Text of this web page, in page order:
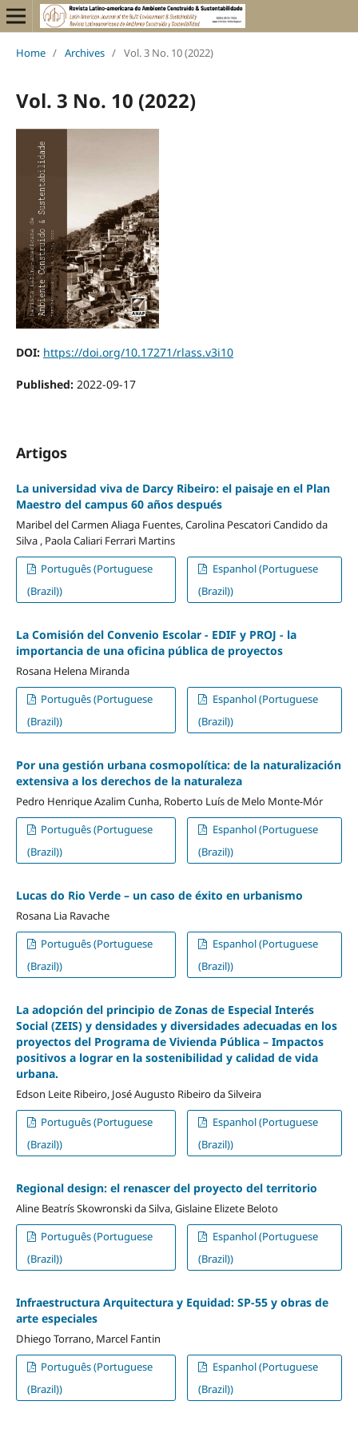
Home / Archives / Vol. 3 No. 10 (2022)
Vol. 3 No. 10 (2022)
DOI: https://doi.org/10.17271/rlass.v3i10
Published: 2022-09-17
Artigos
La universidad viva de Darcy Ribeiro: el paisaje en el Plan
Maestro del campus 60 años después
Maribel del Carmen Aliaga Fuentes, Carolina Pescatori Candido da
Silva , Paola Caliari Ferrari Martins
Português (Portuguese
(Brazil))
Espanhol (Portuguese
(Brazil))
La Comisión del Convenio Escolar - EDIF y PROJ - la
importancia de una oficina pública de proyectos
Rosana Helena Miranda
Português (Portuguese
(Brazil))
Espanhol (Portuguese
(Brazil))
Por una gestión urbana cosmopolítica: de la naturalización
extensiva a los derechos de la naturaleza
Pedro Henrique Azalim Cunha, Roberto Luís de Melo Monte-Mór
Português (Portuguese
(Brazil))
Espanhol (Portuguese
(Brazil))
Lucas do Rio Verde – un caso de éxito en urbanismo
Rosana Lia Ravache
Português (Portuguese
(Brazil))
Espanhol (Portuguese
(Brazil))
La adopción del principio de Zonas de Especial Interés
Social (ZEIS) y densidades y diversidades adecuadas en los
proyectos del Programa de Vivienda Pública – Impactos
positivos a lograr en la sostenibilidad y calidad de vida
urbana.
Edson Leite Ribeiro, José Augusto Ribeiro da Silveira
Português (Portuguese
(Brazil))
Espanhol (Portuguese
(Brazil))
Regional design: el renascer del proyecto del territorio
Aline Beatrís Skowronski da Silva, Gislaine Elizete Beloto
Português (Portuguese
(Brazil))
Espanhol (Portuguese
(Brazil))
Infraestructura Arquitectura y Equidad: SP-55 y obras de
arte especiales
Dhiego Torrano, Marcel Fantin
Português (Portuguese
(Brazil))
Espanhol (Portuguese
(Brazil))